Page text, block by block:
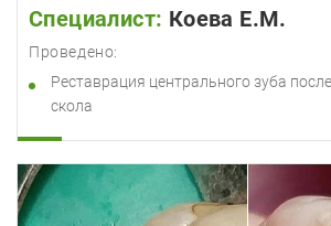
Специалист: Коева Е.М.
Проведено:
Реставрация центрального зуба
скола